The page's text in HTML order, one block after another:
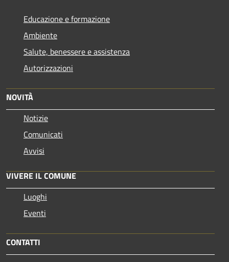
Educazione e formazione
Ambiente
Salute, benessere e assistenza
Autorizzazioni
NOVITÀ
Notizie
Comunicati
Avvisi
VIVERE IL COMUNE
Luoghi
Eventi
CONTATTI